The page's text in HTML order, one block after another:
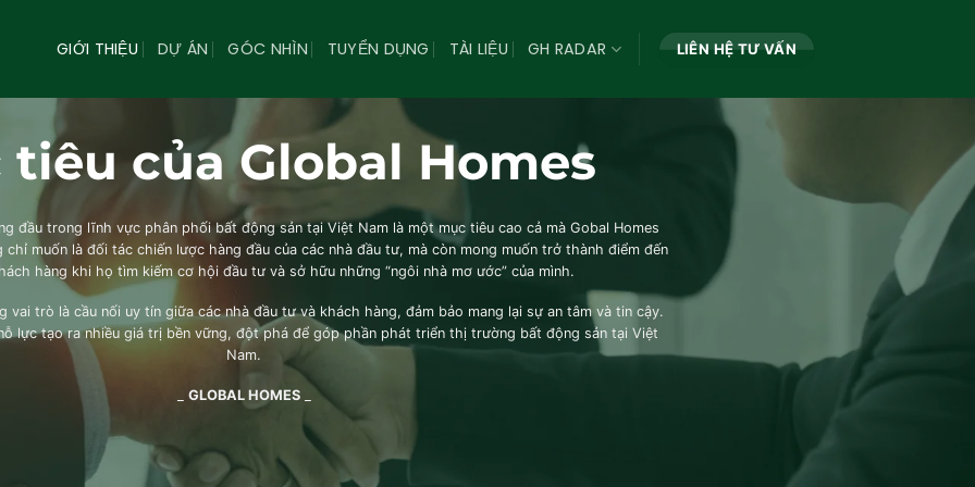
GIỚI THIỆU DỰ ÁN GÓC NHÌN TUYỂN DỤNG TÀI LIỆU GH RADAR LIÊN HỆ TƯ VẤN
tiêu của Global Homes
đầu trong lĩnh vực phân phối bất động sản tại Việt Nam là một mục tiêu cao cả mà Gobal Homes
muốn là đối tác chiến lược hàng đầu của các nhà đầu tư, mà còn mong muốn trở thành điểm đến
hàng khi họ tìm kiếm cơ hội đầu tư và sở hữu những “ngôi nhà mơ ước” của mình.
vai trò là cầu nối uy tín giữa các nhà đầu tư và khách hàng, đảm bảo mang lại sự an tâm và tin cậy.
lực tạo ra nhiều giá trị bền vững, đột phá để góp phần phát triển thị trường bất động sản tại Việt
Nam.
GLOBAL HOMES_